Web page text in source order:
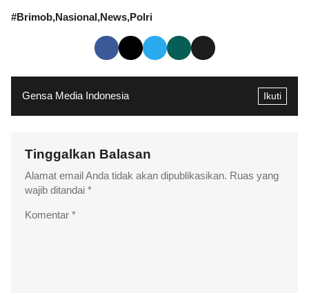
#Brimob Nasional News Polri
Gensa Media Indonesia Ikuti
Tinggalkan Balasan
Alamat email Anda tidak akan dipublikasikan. Ruas yang
wajib ditandai *
Komentar *